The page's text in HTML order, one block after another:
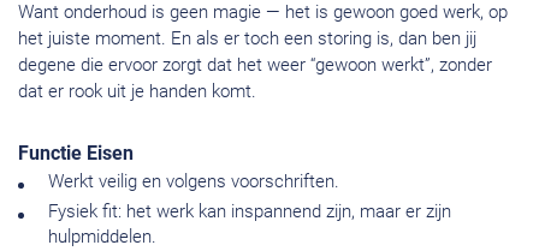
Want onderhoud is geen magie — het is gewoon goed werk, op
het juiste moment. En als er toch een storing is, dan ben jij
degene die ervoor zorgt dat het weer “gewoon werkt”, zonder
dat er rook uit je handen komt.
Functie Eisen
Werkt veilig en volgens voorschriften.
Fysiek fit: het werk kan inspannend zijn, maar er zijn
hulpmiddelen.